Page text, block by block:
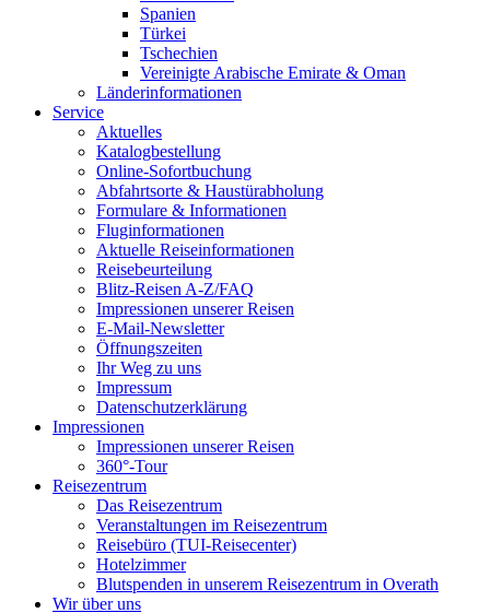
Spanien
Türkei
Tschechien
Vereinigte Arabische Emirate & Oman
Länderinformationen
Service
Aktuelles
Katalogbestellung
Online-Sofortbuchung
Abfahrtsorte & Haustürabholung
Formulare & Informationen
Fluginformationen
Aktuelle Reiseinformationen
Reisebeurteilung
Blitz-Reisen A-Z/FAQ
Impressionen unserer Reisen
E-Mail-Newsletter
Öffnungszeiten
Ihr Weg zu uns
Impressum
Datenschutzerklärung
Impressionen
Impressionen unserer Reisen
360°-Tour
Reisezentrum
Das Reisezentrum
Veranstaltungen im Reisezentrum
Reisebüro (TUI-Reisecenter)
Hotelzimmer
Blutspenden in unserem Reisezentrum in Overath
Wir über uns